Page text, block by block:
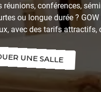
réunions, conférences,
ou longue durée ?
avec des tarifs attractifs,
UNE SALLE